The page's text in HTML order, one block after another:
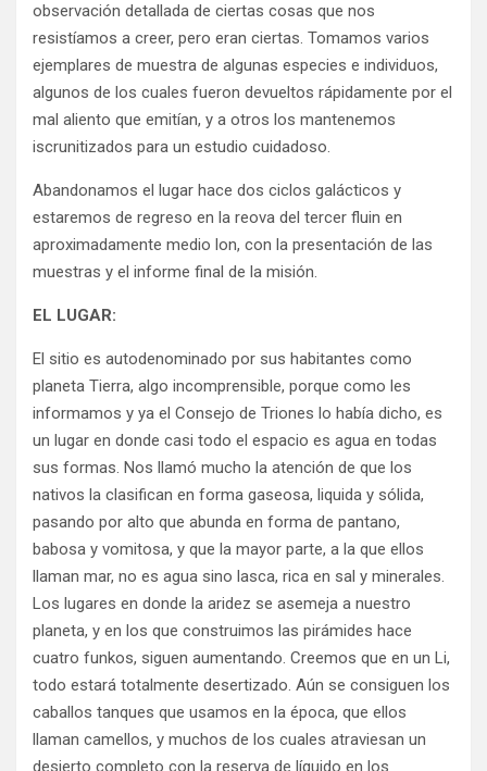
observación detallada de ciertas cosas que nos
resistíamos a creer, pero eran ciertas. Tomamos varios
ejemplares de muestra de algunas especies e individuos,
algunos de los cuales fueron devueltos rápidamente por el
mal aliento que emitían, y a otros los mantenemos
iscrunitizados para un estudio cuidadoso.
Abandonamos el lugar hace dos ciclos galácticos y
estaremos de regreso en la reova del tercer fluin en
aproximadamente medio lon, con la presentación de las
muestras y el informe final de la misión.
EL LUGAR:
El sitio es autodenominado por sus habitantes como
planeta Tierra, algo incomprensible, porque como les
informamos y ya el Consejo de Triones lo había dicho, es
un lugar en donde casi todo el espacio es agua en todas
sus formas. Nos llamó mucho la atención de que los
nativos la clasifican en forma gaseosa, liquida y sólida,
pasando por alto que abunda en forma de pantano,
babosa y vomitosa, y que la mayor parte, a la que ellos
llaman mar, no es agua sino lasca, rica en sal y minerales.
Los lugares en donde la aridez se asemeja a nuestro
planeta, y en los que construimos las pirámides hace
cuatro funkos, siguen aumentando. Creemos que en un Li,
todo estará totalmente desertizado. Aún se consiguen los
caballos tanques que usamos en la época, que ellos
llaman camellos, y muchos de los cuales atraviesan un
desierto completo con la reserva de líquido en los